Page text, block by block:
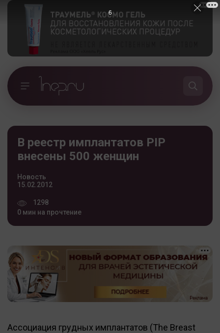
В реестр имплантатов PIP
внесены 500 женщин
Новость
15.02.2012
1298
0 мин на прочтение
Ассоциация грудных имплантатов (The Breast
5